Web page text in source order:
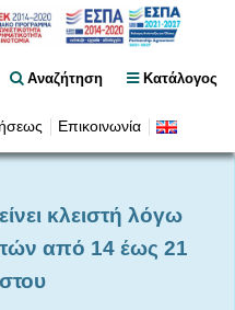
Κατάλογος
Αναζήτηση
Επικοινωνία
κλειστή λόγω
από 14 έως 21